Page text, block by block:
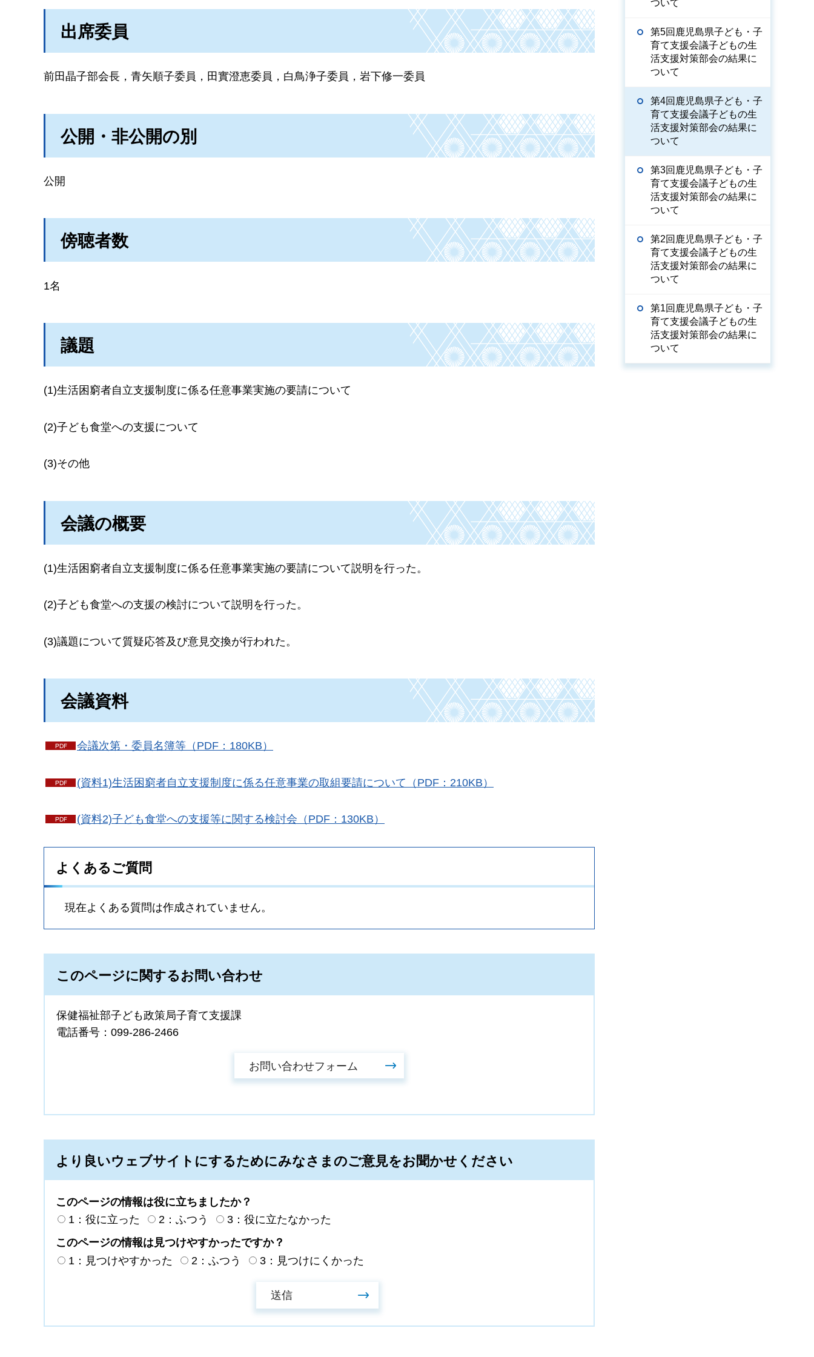
出席委員
前田晶子部会長，青矢順子委員，田實澄恵委員，白鳥浄子委員，岩下修一委員
公開・非公開の別
公開
傍聴者数
1名
議題
(1)生活困窮者自立支援制度に係る任意事業実施の要請について
(2)子ども食堂への支援について
(3)その他
会議の概要
(1)生活困窮者自立支援制度に係る任意事業実施の要請について説明を行った。
(2)子ども食堂への支援の検討について説明を行った。
(3)議題について質疑応答及び意見交換が行われた。
会議資料
会議次第・委員名簿等（PDF：180KB）
(資料1)生活困窮者自立支援制度に係る任意事業の取組要請について（PDF：210KB）
(資料2)子ども食堂への支援等に関する検討会（PDF：130KB）
よくあるご質問
現在よくある質問は作成されていません。
このページに関するお問い合わせ
保健福祉部子ども政策局子育て支援課
電話番号：099-286-2466
より良いウェブサイトにするためにみなさまのご意見をお聞かせください
このページの情報は役に立ちましたか？
1：役に立った
2：ふつう
3：役に立たなかった
このページの情報は見つけやすかったですか？
1：見つけやすかった
2：ふつう 3：見つけにくかった
ついて
第5回鹿児島県子ども・子
育て支援会議子どもの生
活支援対策部会の結果に
ついて
第4回鹿児島県子ども・子
育て支援会議子どもの生
活支援対策部会の結果に
ついて
第3回鹿児島県子ども・子
育て支援会議子どもの生
活支援対策部会の結果に
ついて
第2回鹿児島県子ども・子
育て支援会議子どもの生
活支援対策部会の結果に
ついて
第1回鹿児島県子ども・子
育て支援会議子どもの生
活支援対策部会の結果に
ついて